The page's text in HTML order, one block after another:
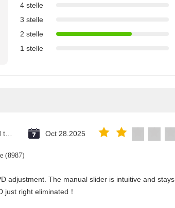
4 stelle
3 stelle
2 stelle
1 stelle
Oct 28.2025
(8987)
adjustment. The manual slider is intuitive and stays
just right eliminated！